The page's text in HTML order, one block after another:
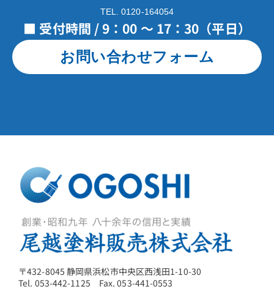
TEL. 0120-164054
■ 受付時間 / 9：00 ～ 17：30（平日）
お問い合わせフォーム
〒432-8045 静岡県浜松市中央区西浅田1-10-30
Tel. 053-442-1125 Fax. 053-441-0553